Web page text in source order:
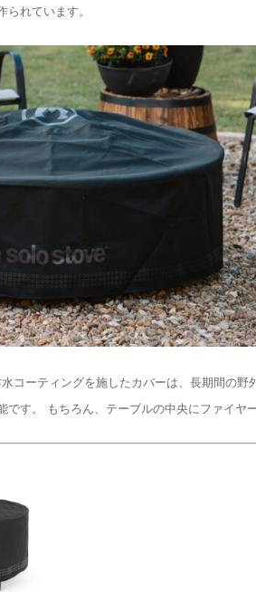
れています。
コーティングを施したカバーは、長期間の
です。 もちろん、テーブルの中央にファイヤ